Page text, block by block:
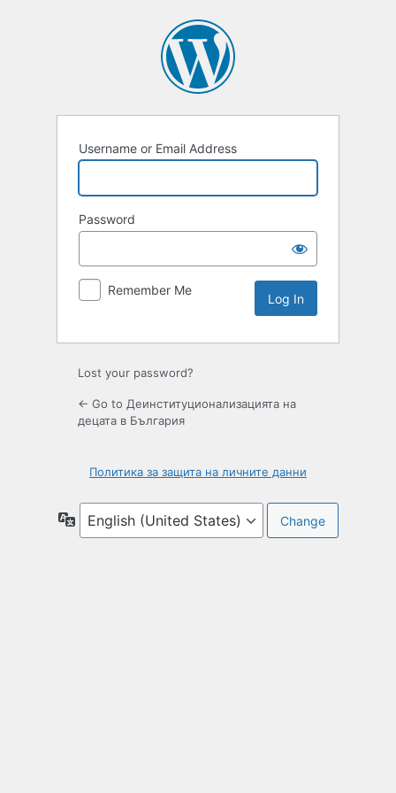
Username or Email Address
Password
Remember Me
Lost your password?
← Go to Деинституционализацията на
децата в България
Политика за защита на личните данни
Language